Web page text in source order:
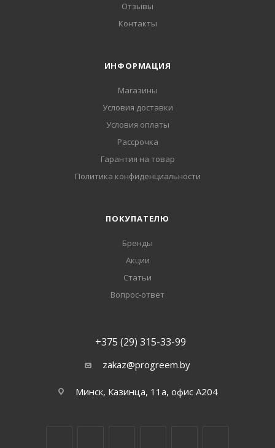
Отзывы
Контакты
ИНФОРМАЦИЯ
Магазины
Условия доставки
Условия оплаты
Рассрочка
Гарантия на товар
Политика конфиденциальности
ПОКУПАТЕЛЮ
Бренды
Акции
Статьи
Вопрос-ответ
+375 (29) 315-33-99
zakaz@progreem.by
Минск, Казинца, 11а, офис А204